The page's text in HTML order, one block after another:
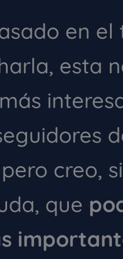
en el
esta
creo,
que